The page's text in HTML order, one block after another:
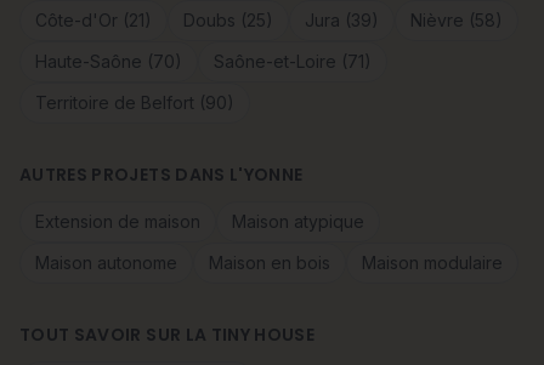
Côte-d'Or (21) Doubs (25) Jura (39)
Nièvre (58)
Haute-Saône (70)
Saône-et-Loire (71)
Territoire de Belfort (90)
AUTRES PROJETS DANS L'YONNE
Extension de maison
Maison atypique
Maison autonome
Maison en bois Maison modulaire
TOUT SAVOIR SUR LA TINY HOUSE